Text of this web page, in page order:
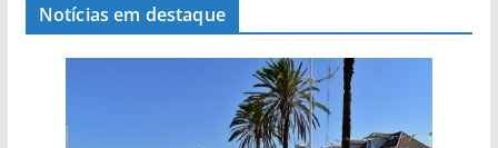
Notícias em destaque